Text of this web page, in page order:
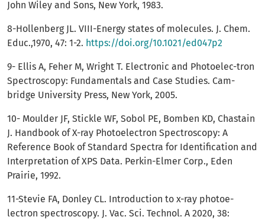
John Wiley and Sons, New York, 1983.
8-Hollenberg JL. VIII-Energy states of molecules. J. Chem.
Educ.,1970, 47: 1-2. https://doi.org/10.1021/ed047p2
9- Ellis A, Feher M, Wright T. Electronic and Photoelec-tron
Spectroscopy: Fundamentals and Case Studies. Cam-
bridge University Press, New York, 2005.
10- Moulder JF, Stickle WF, Sobol PE, Bomben KD, Chastain
J. Handbook of X-ray Photoelectron Spectroscopy: A
Reference Book of Standard Spectra for Identification and
Interpretation of XPS Data. Perkin-Elmer Corp., Eden
Prairie, 1992.
11-Stevie FA, Donley CL. Introduction to x-ray photoe-
lectron spectroscopy. J. Vac. Sci. Technol. A 2020, 38: